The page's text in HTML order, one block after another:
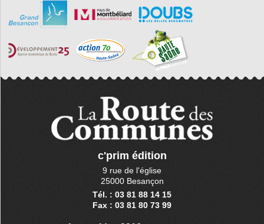
c'prim édition
9 rue de l'église
25000 Besançon
Tél. : 03 81 88 14 15
Fax : 03 81 80 73 99